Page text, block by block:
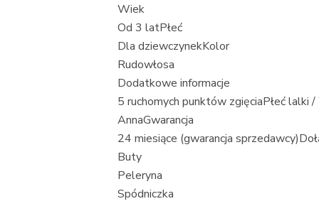
Wiek
Od 3 latPłeć
Dla dziewczynekKolor
Rudowłosa
Dodatkowe informacje
5 ruchomych punktów zgięciaPłeć lalki
AnnaGwarancja
24 miesiące (gwarancja
Buty
Peleryna
Spódniczka